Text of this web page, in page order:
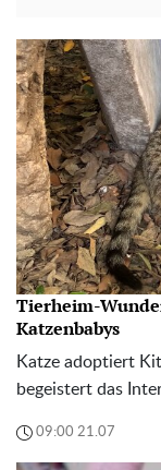
Tierheim-
Katzenbabys
Katze adoptiert
begeistert das
09:00 21.07